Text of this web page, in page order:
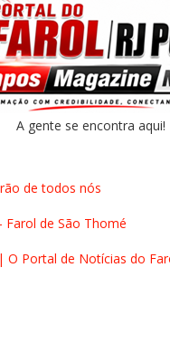
A gente se encontra aqui!
de todos nós
Farol de São Thomé
O Portal de Notícias do